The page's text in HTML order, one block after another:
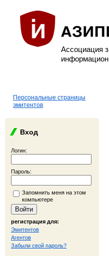
Ассоциация
Персональные страницы
эмитентов
Вход
Логин:
Пароль:
Запомнить меня на этом
компьютере
регистрация для:
Эмитентов
Агентов
Забыли свой пароль?